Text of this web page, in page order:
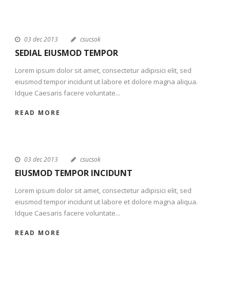
03 dec 2013 csucsok
SEDIAL EIUSMOD TEMPOR
Lorem ipsum dolor sit amet, consectetur adipisici elit, sed
eiusmod tempor incidunt ut labore et dolore magna aliqua.
Idque Caesaris facere voluntate...
READ MORE
03 dec 2013 csucsok
EIUSMOD TEMPOR INCIDUNT
Lorem ipsum dolor sit amet, consectetur adipisici elit, sed
eiusmod tempor incidunt ut labore et dolore magna aliqua.
Idque Caesaris facere voluntate...
READ MORE